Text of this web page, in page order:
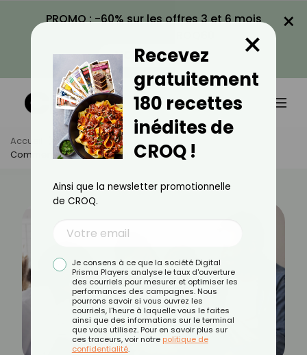
PROMO : -60% sur les offres 3 et 6 mois
VOIR LA PROMO
×
Accueil Actus
Santé
Comment Bien Choisir Son Pédiatre ?
Recevez
gratuitement
180 recettes
inédites de
CROQ !
×
Ainsi que la newsletter promotionnelle
de CROQ.
Je consens à ce que la société Digital
Prisma Players analyse le taux d'ouverture
des courriels pour mesurer et optimiser les
performances des campagnes. Nous
pourrons savoir si vous ouvrez les
courriels, l'heure à laquelle vous le faites
ainsi que des informations sur le terminal
que vous utilisez. Pour en savoir plus sur
ces traceurs, voir notre politique de
confidentialité.